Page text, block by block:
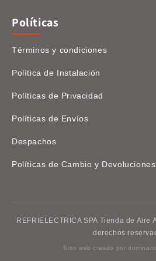
Políticas
Términos y condiciones
Política de Instalación
Políticas de Privacidad
Políticas de Envíos
Despachos
Políticas de Cambio y Devoluciones
REFRIELECTRICA SPA Tienda de Aire
derechos
Sitio web creado por